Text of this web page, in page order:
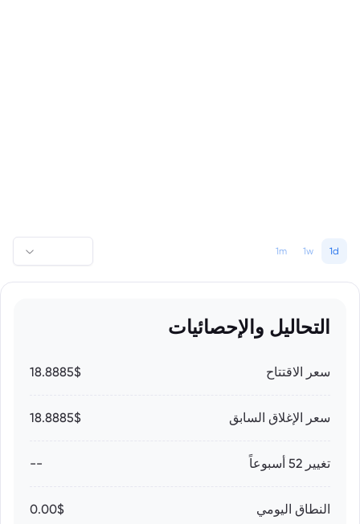
1d
1w
1m
التحاليل والإحصائيات
سعر الاقتتاح 18.8885$
سعر الإغلاق السابق 18.8885$
تغيير 52 أسبوعاً --
النطاق اليومي 0.00$